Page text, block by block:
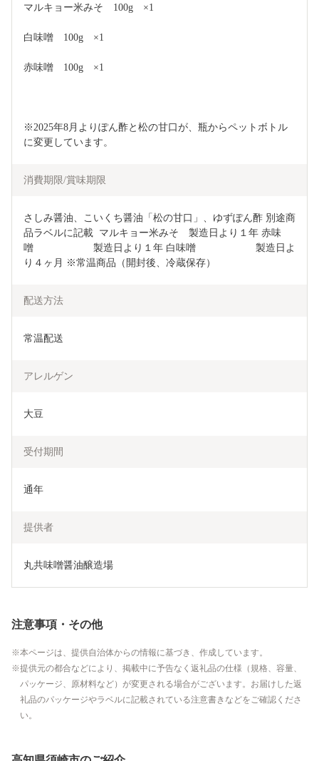
マルキョー米みそ　100g　×1
白味噌　100g　×1
赤味噌　100g　×1
※2025年8月よりぽん酢と松の甘口が、瓶からペットボトル
に変更しています。
消費期限/賞味期限
さしみ醤油、こいくち醤油「松の甘口」、ゆずぽん酢 別途商
品ラベルに記載  マルキョー米みそ　製造日より１年 赤味
噌　　　　　　製造日より１年 白味噌　　　　　　製造日よ
り４ヶ月 ※常温商品（開封後、冷蔵保存）
配送方法
常温配送
アレルゲン
大豆
受付期間
通年
提供者
丸共味噌醤油醸造場
注意事項・その他
本ページは、提供自治体からの情報に基づき、作成しています。
提供元の都合などにより、掲載中に予告なく返礼品の仕様（規格、容量、
パッケージ、原材料など）が変更される場合がございます。お届けした返
礼品のパッケージやラベルに記載されている注意書きなどをご確認くださ
い。